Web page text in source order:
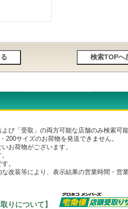
び「受取」の両方可能な店舗のみ検索可能
サイズのお荷物を発送できません。
荷物がございます。
。
改装等により、表示結果の営業時間・営
取りについて】